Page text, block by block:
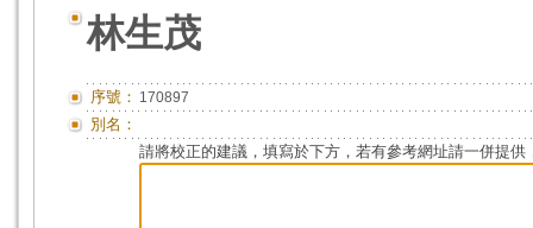
林生茂
序號： 170897
別名：
請將校正的建議，填寫於下方，若有參考網址請一併提供